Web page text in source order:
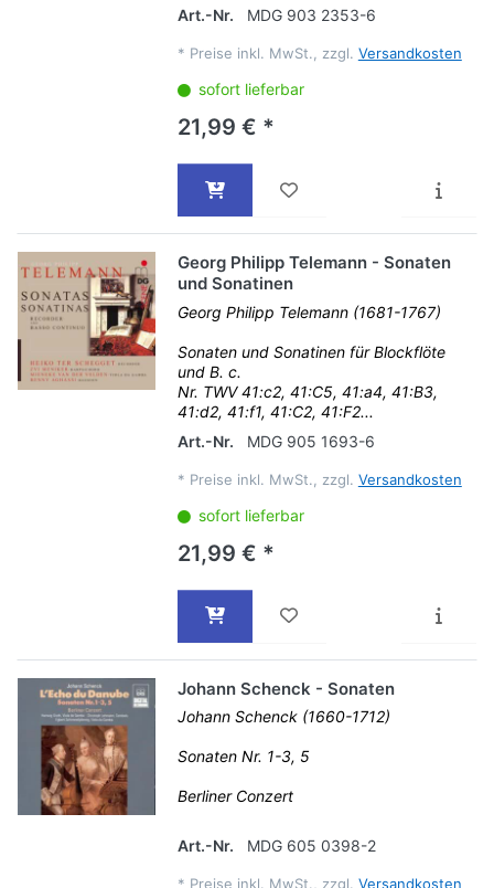
Art.-Nr.
MDG 903 2353-6
* Preise inkl. MwSt., zzgl. Versandkosten
sofort lieferbar
21,99 € *
Georg Philipp Telemann - Sonaten
und Sonatinen
Georg Philipp Telemann (1681-1767)
Sonaten und Sonatinen für Blockflöte
und B. c.
Nr. TWV 41:c2, 41:C5, 41:a4, 41:B3,
41:d2, 41:f1, 41:C2, 41:F2...
Art.-Nr.
MDG 905 1693-6
* Preise inkl. MwSt., zzgl. Versandkosten
sofort lieferbar
21,99 € *
Johann Schenck - Sonaten
Johann Schenck (1660-1712)
Sonaten Nr. 1-3, 5
Berliner Conzert
Art.-Nr. MDG 605 0398-2
* Preise inkl. MwSt., zzgl. Versandkosten